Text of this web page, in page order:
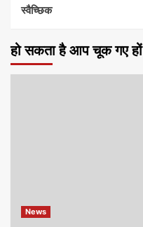
स्वैच्छिक
हो सकता है आप चूक गए हों
News